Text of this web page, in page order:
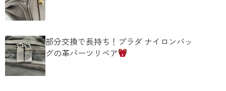
部分交換で長持ち！プラダ ナイロンバッ
グの革パーツリペア